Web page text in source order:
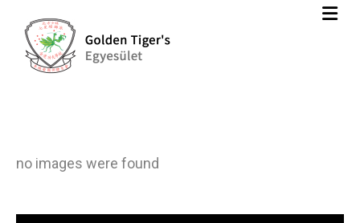
no images were found